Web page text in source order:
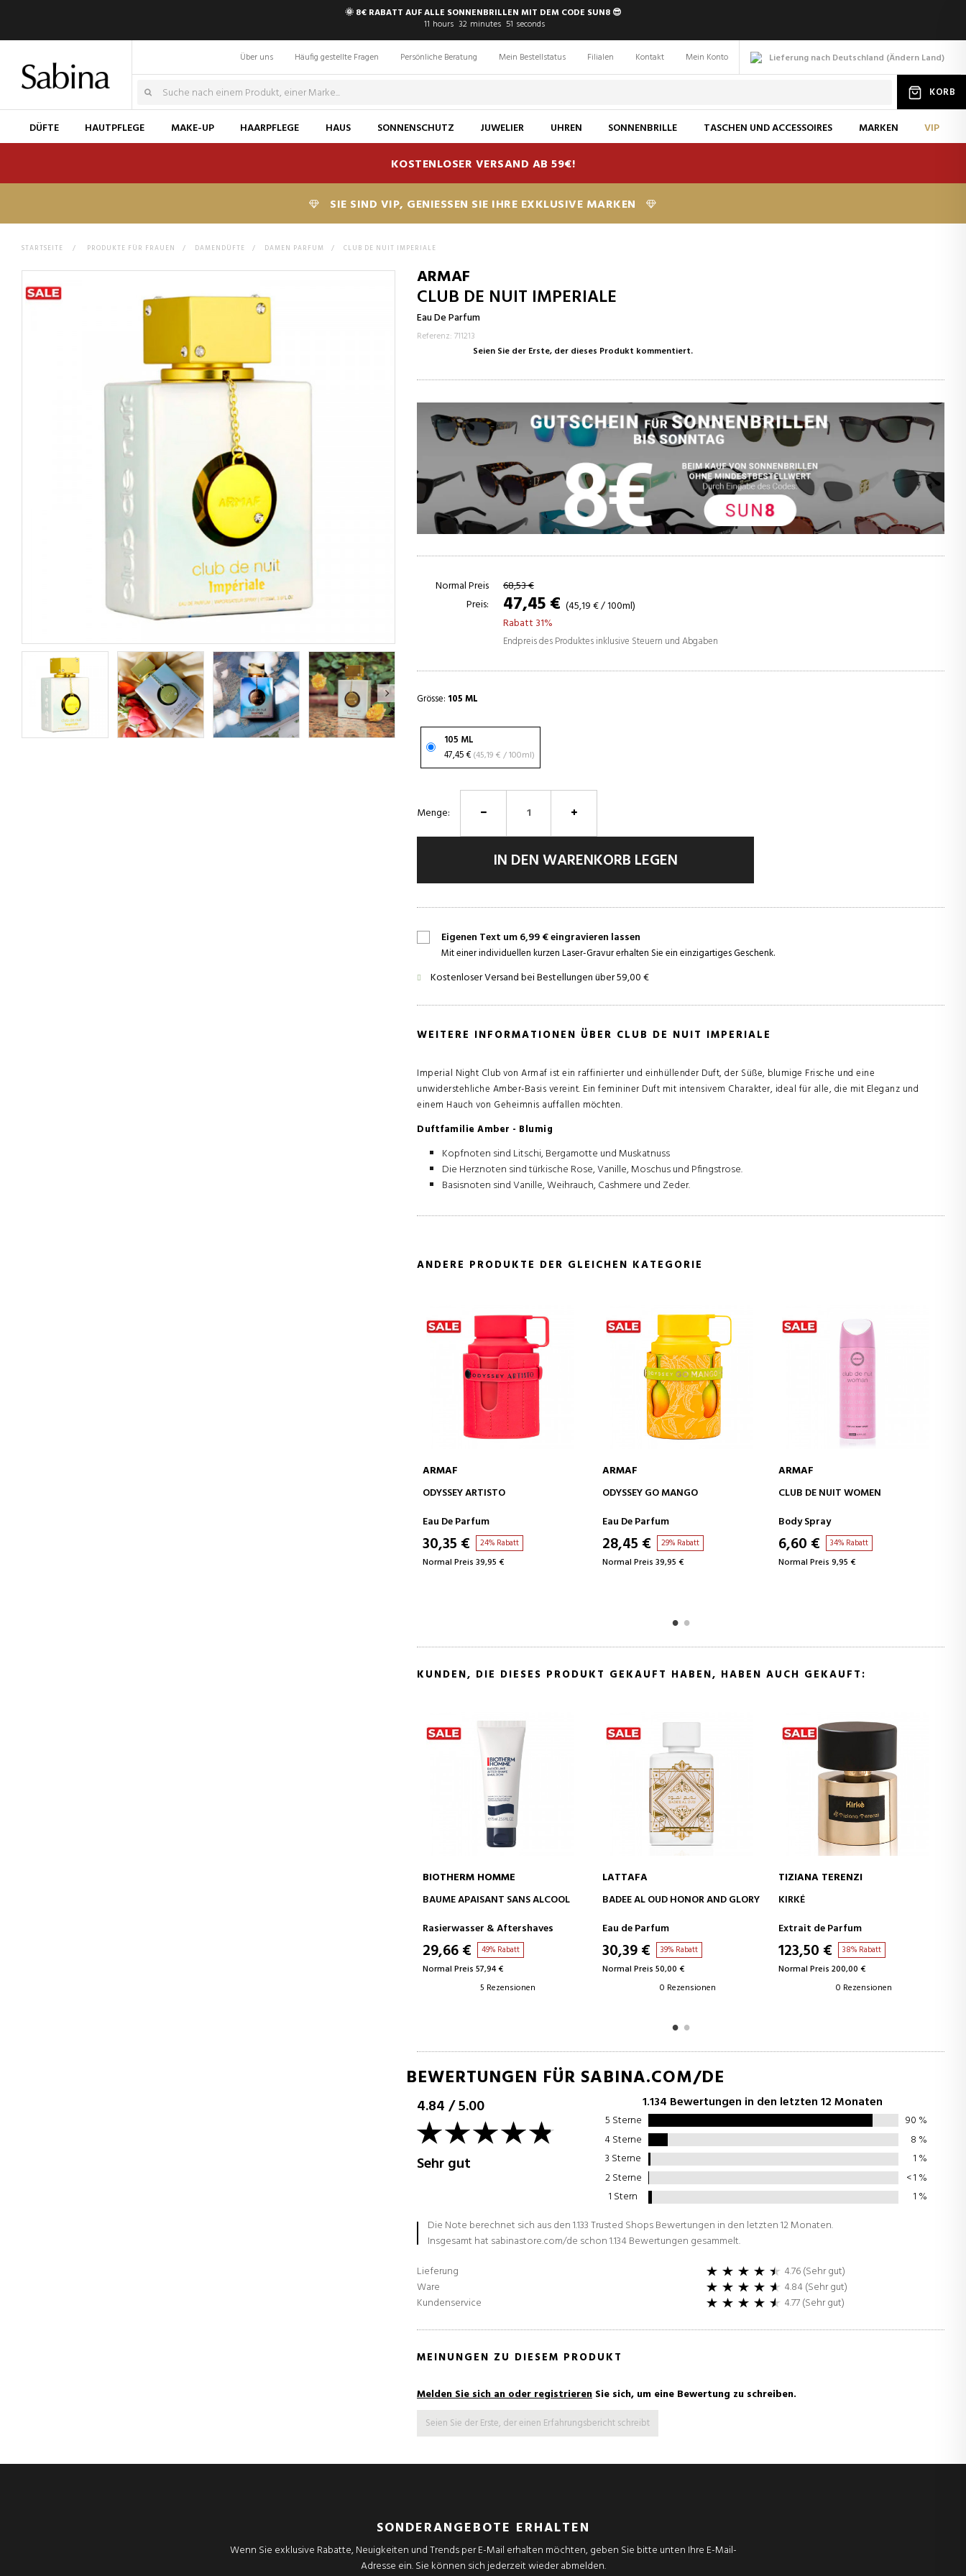
🌞 8€ RABATT AUF ALLE SONNENBRILLEN MIT DEM CODE SUN8 😎
11 hours 32 minutes 50 seconds
Lieferung nach Deutschland (Ändern Land)
Über uns Häufig gestellte Fragen Persönliche Beratung Mein Bestellstatus Filialen Kontakt Mein Konto
KORB
DÜFTE HAUTPFLEGE MAKE-UP HAARPFLEGE HAUS SONNENSCHUTZ JUWELIER UHREN SONNENBRILLE TASCHEN UND ACCESSOIRES MARKEN VIP
KOSTENLOSER VERSAND AB 59€!
SIE SIND VIP, GENIESSEN SIE IHRE EXKLUSIVE MARKEN
STARTSEITE > PRODUKTE FÜR FRAUEN > DAMENDÜFTE > DAMEN PARFUM > CLUB DE NUIT IMPERIALE
ARMAF
CLUB DE NUIT IMPERIALE
Eau De Parfum
Referenz: 711213
Seien Sie der Erste, der dieses Produkt kommentiert.
Normal Preis
68,53 €
Preis:
47,45 € (45,19 € / 100ml)
Rabatt 31%
Endpreis des Produktes inklusive Steuern und Abgaben
Grösse: 105 ML
105 ML
47,45 €
(45,19 € / 100ml)
Menge:
IN DEN WARENKORB LEGEN
Eigenen Text um 6,99 € eingravieren lassen
Mit einer individuellen kurzen Laser-Gravur erhalten Sie ein einzigartiges Geschenk.
Kostenloser Versand bei Bestellungen über 59,00 €
WEITERE INFORMATIONEN ÜBER CLUB DE NUIT IMPERIALE
Imperial Night Club von Armaf ist ein raffinierter und einhüllender Duft, der Süße, blumige Frische und eine
unwiderstehliche Amber-Basis vereint. Ein femininer Duft mit intensivem Charakter, ideal für alle, die mit Eleganz und
einem Hauch von Geheimnis auffallen möchten.
Duftfamilie Amber - Blumig
Kopfnoten sind Litschi, Bergamotte und Muskatnuss
Die Herznoten sind türkische Rose, Vanille, Moschus und Pfingstrose.
Basisnoten sind Vanille, Weihrauch, Cashmere und Zeder.
ANDERE PRODUKTE DER GLEICHEN KATEGORIE
IN DEN WARENKORB
ARMAF
ODYSSEY GO MANGO
Eau De Parfum
28,45 € 29% Rabatt
Normal Preis 39,95 €
IN DEN WARENKORB
ARMAF
CLUB DE NUIT WOMEN
Body Spray
6,60 € 34% Rabatt
Normal Preis 9,95 €
IN DEN WARENKORB
ARMAF
CLUB DE NUIT SILLAGE
Body Mist
4,74 € 32% Rabatt
Normal Preis 6,95 €
KUNDEN, DIE DIESES PRODUKT GEKAUFT HABEN, HABEN AUCH GEKAUFT:
IN DEN WARENKORB
LATTAFA
BADEE AL OUD HONOR AND GLORY
Eau de Parfum
30,39 € 39% Rabatt
Normal Preis 50,00 €
0 Rezensionen
IN DEN WARENKORB
TIZIANA TERENZI
KIRKÉ
Extrait de Parfum
123,50 € 38% Rabatt
Normal Preis 200,00 €
0 Rezensionen
LATTAFA
QAED AL FURSAN
Eau de Parfum
20,85 € 48% Rabatt
Normal Preis 39,95 €
2 Rezensionen
BEWERTUNGEN FÜR SABINA.COM/DE
4.84/5.00
Sehr gut
1.134 Bewertungen in den letzten 12 Monaten
5 Sterne 90 %
4 Sterne
8 %
3 Sterne
1 %
2 Sterne
< 1 %
1 Stern
1 %
Die Note berechnet sich aus den 1.133 Trusted Shops Bewertungen in den letzten 12 Monaten.
Insgesamt hat sabinastore.com/de schon 1.134 Bewertungen gesammelt.
Lieferung
4.76 (Sehr gut)
Ware
4.84 (Sehr gut)
Kundenservice
4.77 (Sehr gut)
MEINUNGEN ZU DIESEM PRODUKT
Melden Sie sich an oder registrieren Sie sich, um eine Bewertung zu schreiben.
Seien Sie der Erste, der einen Erfahrungsbericht schreibt
SONDERANGEBOTE ERHALTEN
Wenn Sie exklusive Rabatte, Neuigkeiten und Trends per E-Mail erhalten möchten, geben Sie bitte unten Ihre E-Mail-
Adresse ein. Sie können sich jederzeit wieder abmelden.